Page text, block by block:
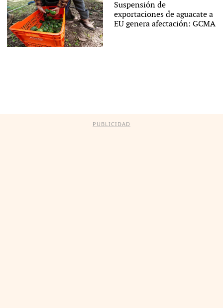
Suspensión de
exportaciones de aguacate a
EU genera afectación: GCMA
PUBLICIDAD